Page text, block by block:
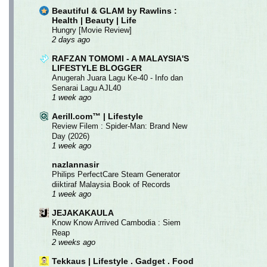
Beautiful & GLAM by Rawlins :
Health | Beauty | Life
Hungry [Movie Review]
2 days ago
RAFZAN TOMOMI - A MALAYSIA'S
LIFESTYLE BLOGGER
Anugerah Juara Lagu Ke-40 - Info dan
Senarai Lagu AJL40
1 week ago
Aerill.com™ | Lifestyle
Review Filem : Spider-Man: Brand New
Day (2026)
1 week ago
nazlannasir
Philips PerfectCare Steam Generator
diiktiraf Malaysia Book of Records
1 week ago
JEJAKAKAULA
Know Know Arrived Cambodia : Siem
Reap
2 weeks ago
Tekkaus | Lifestyle . Gadget . Food